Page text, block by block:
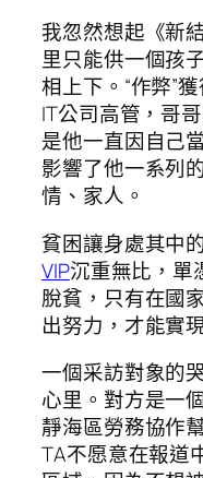
我忽然想起《新
里只能供一個孩
相上下。“作弊”
IT公司高管，哥
是他一直因自己
影響了他一系列
情、家人。
貧困讓身處其中
VIP沉重無比，單
脫貧，只有在國
出努力，才能實
一個采訪對象的
心里。對方是一
靜海區勞務協作
TA不愿意在報道